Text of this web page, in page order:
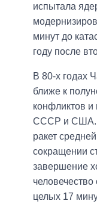
испытала
минут до
году после
В 80-х годах
ближе к
конфликтов
СССР и США.
ракет
сокращении
завершение
целых 17